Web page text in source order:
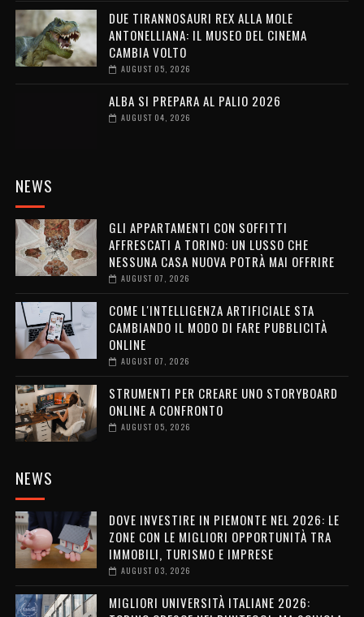
DUE TIRANNOSAURI REX ALLA MOLE
ANTONELLIANA: IL MUSEO DEL CINEMA
CAMBIA VOLTO
AUGUST 05, 2026
ALBA SI PREPARA AL PALIO 2026
AUGUST 04, 2026
NEWS
GLI APPARTAMENTI CON SOFFITTI
AFFRESCATI A TORINO: UN LUSSO CHE
NESSUNA CASA NUOVA POTRÀ MAI OFFRIRE
AUGUST 07, 2026
COME L'INTELLIGENZA ARTIFICIALE STA
CAMBIANDO IL MODO DI FARE PUBBLICITÀ
ONLINE
AUGUST 07, 2026
STRUMENTI PER CREARE UNO STORYBOARD
ONLINE A CONFRONTO
AUGUST 05, 2026
NEWS
DOVE INVESTIRE IN PIEMONTE NEL 2026: LE
ZONE CON LE MIGLIORI OPPORTUNITÀ TRA
IMMOBILI, TURISMO E IMPRESE
AUGUST 03, 2026
MIGLIORI UNIVERSITÀ ITALIANE 2026: